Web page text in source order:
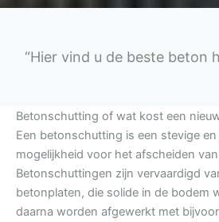
“Hier vind u de beste beton
Betonschutting of wat kost een
Een betonschutting is een stevige
mogelijkheid voor het afscheiden
Betonschuttingen zijn vervaardigd
betonplaten, die solide in de bodem
daarna worden afgewerkt met